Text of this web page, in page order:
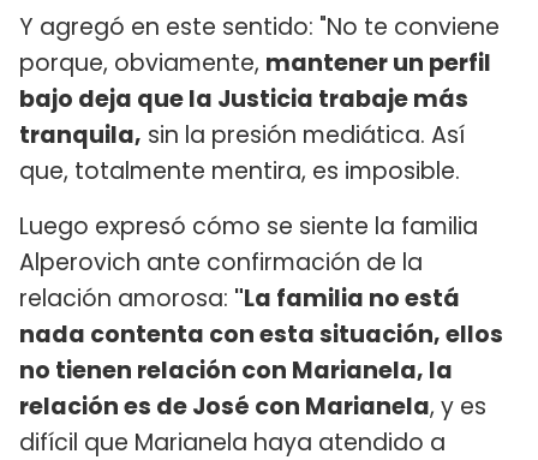
Y agregó en este sentido: "No te conviene
porque, obviamente, mantener un perfil
bajo deja que la Justicia trabaje más
tranquila, sin la presión mediática. Así
que, totalmente mentira, es imposible.
Luego expresó cómo se siente la familia
Alperovich ante confirmación de la
relación amorosa: "La familia no está
nada contenta con esta situación, ellos
no tienen relación con Marianela, la
relación es de José con Marianela, y es
difícil que Marianela haya atendido a